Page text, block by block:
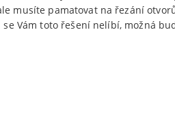
musíte pamatovat na řezání
Vám toto řešení nelíbí, možná